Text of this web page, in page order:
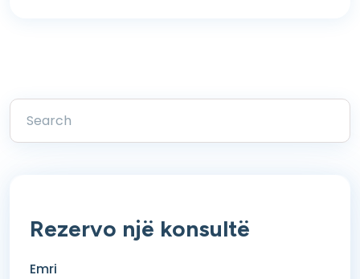
Rezervo një konsultë
Emri